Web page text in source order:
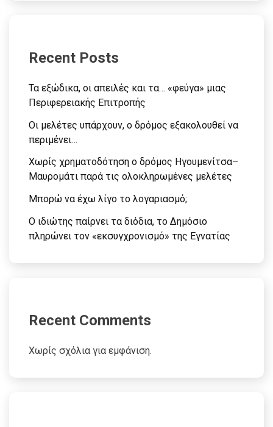
Recent Posts
Τα εξώδικα, οι απειλές και τα… «φεύγα» μιας
Περιφερειακής Επιτροπής
Οι μελέτες υπάρχουν, ο δρόμος εξακολουθεί να
περιμένει…
Χωρίς χρηματοδότηση ο δρόμος Ηγουμενίτσα–
Μαυρομάτι παρά τις ολοκληρωμένες μελέτες
Μπορώ να έχω λίγο το λογαριασμό;
Ο ιδιώτης παίρνει τα διόδια, το Δημόσιο
πληρώνει τον «εκσυγχρονισμό» της Εγνατίας
Recent Comments
Χωρίς σχόλια για εμφάνιση.